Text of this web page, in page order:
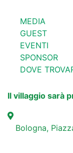
MEDIA
GUEST
EVENTI
SPONSOR
DOVE
Il villaggio sarà
Bologna,